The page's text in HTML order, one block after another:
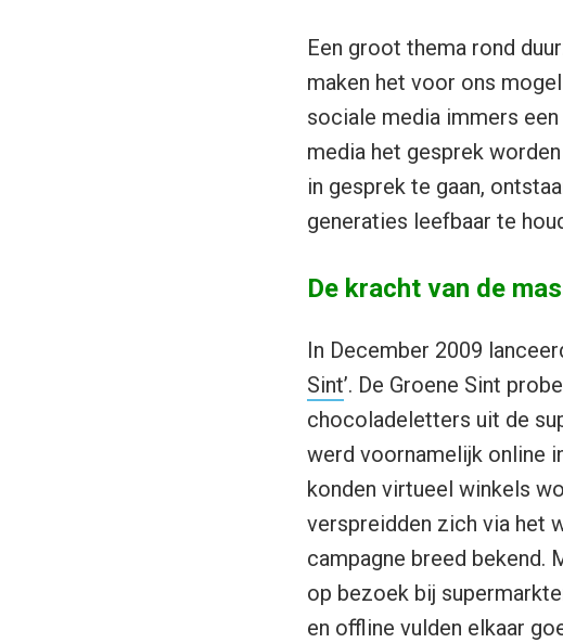
Een groot thema rond
maken het voor ons
sociale media immers
media het gesprek
in gesprek te gaan,
generaties leefbaar te
De kracht van de
In December 2009
Sint’. De Groene Sint
chocoladeletters uit de
werd voornamelijk online
konden virtueel winkels
verspreidden zich via het
campagne breed bekend.
op bezoek bij
en offline vulden elkaar